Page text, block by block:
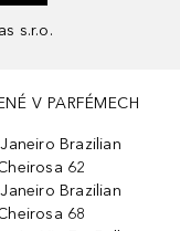
s.r.o.
V PARFÉMECH
Brazilian
62
Brazilian
68